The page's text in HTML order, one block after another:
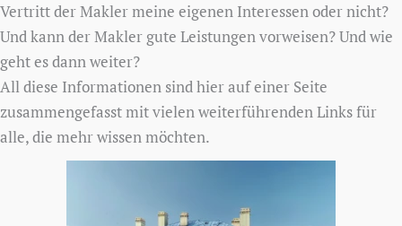
Vertritt der Makler meine eigenen Interessen oder nicht?
Und kann der Makler gute Leistungen vorweisen? Und wie
geht es dann weiter?
All diese Informationen sind hier auf einer Seite
zusammengefasst mit vielen weiterführenden Links für
alle, die mehr wissen möchten.